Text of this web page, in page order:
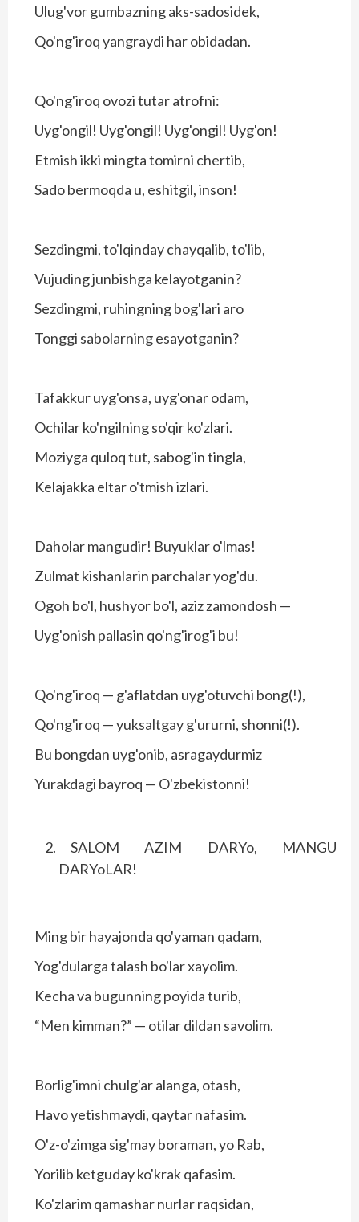
Ulug'vor gumbazning aks-sadosidek,
Qo'ng'iroq yangraydi har obidadan.
Qo'ng'iroq ovozi tutar atrofni:
Uyg'ongil! Uyg'ongil! Uyg'ongil! Uyg'on!
Etmish ikki mingta tomirni chertib,
Sado bermoqda u, eshitgil, inson!
Sezdingmi, to'lqinday chayqalib, to'lib,
Vujuding junbishga kelayotganin?
Sezdingmi, ruhingning bog'lari aro
Tonggi sabolarning esayotganin?
Tafakkur uyg'onsa, uyg'onar odam,
Ochilar ko'ngilning so'qir ko'zlari.
Moziyga quloq tut, sabog'in tingla,
Kelajakka eltar o'tmish izlari.
Daholar mangudir! Buyuklar o'lmas!
Zulmat kishanlarin parchalar yog'du.
Ogoh bo'l, hushyor bo'l, aziz zamondosh —
Uyg'onish pallasin qo'ng'irog'i bu!
Qo'ng'iroq — g'aflatdan uyg'otuvchi bong(!),
Qo'ng'iroq — yuksaltgay g'ururni, shonni(!).
Bu bongdan uyg'onib, asragaydurmiz
Yurakdagi bayroq — O'zbekistonni!
SALOM AZIM DARYo, MANGU
DARYoLAR!
Ming bir hayajonda qo'yaman qadam,
Yog'dularga talash bo'lar xayolim.
Kecha va bugunning poyida turib,
“Men kimman?” — otilar dildan savolim.
Borlig'imni chulg'ar alanga, otash,
Havo yetishmaydi, qaytar nafasim.
O'z-o'zimga sig'may boraman, yo Rab,
Yorilib ketguday ko'krak qafasim.
Ko'zlarim qamashar nurlar raqsidan,